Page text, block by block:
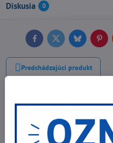
Diskusia 0
FacebookTwitterBluesky
Predchádzajúci produkt
kategórii
Dámske nohavice CXS